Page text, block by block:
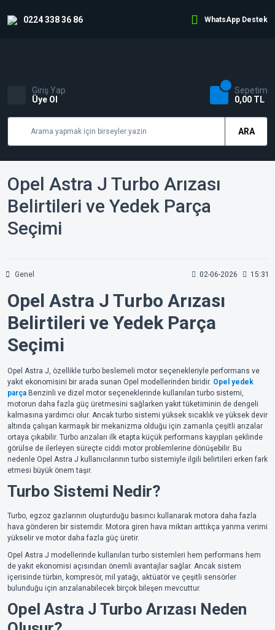
0224 338 36 86 WhatsApp Destek
ARA
Giriş Yap
Üye Ol
Sepetim
0,00 TL
Opel Astra J Turbo Arızası
Belirtileri ve Yedek Parça
Seçimi
Genel 02-06-2026 15:31
Opel Astra J Turbo Arızası
Belirtileri ve Yedek Parça
Seçimi
Opel Astra J, özellikle turbo beslemeli motor seçenekleriyle performans ve
yakıt ekonomisini bir arada sunan Opel modellerinden biridir. Opel yedek
parça Benzinli ve dizel motor seçeneklerinde kullanılan turbo sistemi,
motorun daha fazla güç üretmesini sağlarken yakıt tüketiminin de dengeli
kalmasına yardımcı olur. Ancak turbo sistemi yüksek sıcaklık ve yüksek devir
altında çalışan karmaşık bir mekanizma olduğu için zamanla çeşitli arızalar
ortaya çıkabilir. Turbo arızaları ilk etapta küçük performans kayıpları şeklinde
görülse de ilerleyen süreçte ciddi motor problemlerine dönüşebilir. Bu
nedenle Opel Astra J kullanıcılarının turbo sistemiyle ilgili belirtileri erken fark
etmesi büyük önem taşır.
Turbo Sistemi Nedir?
Turbo, egzoz gazlarının oluşturduğu basıncı kullanarak motora daha fazla
hava gönderen bir sistemdir. Motora giren hava miktarı arttıkça yanma verimi
yükselir ve motor daha fazla güç üretir.
Opel Astra J modellerinde kullanılan turbo sistemleri hem performans hem
de yakıt ekonomisi açısından önemli avantajlar sağlar. Ancak sistem
içerisinde türbin, kompresör, mil yatağı, aktüatör ve çeşitli sensörler
bulunduğu için arızalanabilecek birçok bileşen mevcuttur.
Opel Astra J Turbo Arızası Neden